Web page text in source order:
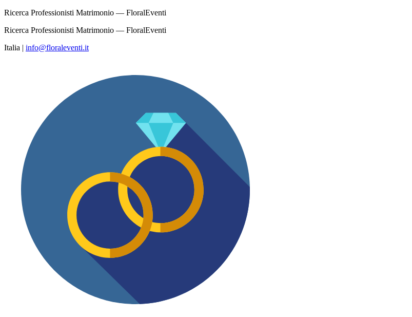
Ricerca Professionisti Matrimonio — FloralEventi
Ricerca Professionisti Matrimonio — FloralEventi
Italia | info@floraleventi.it